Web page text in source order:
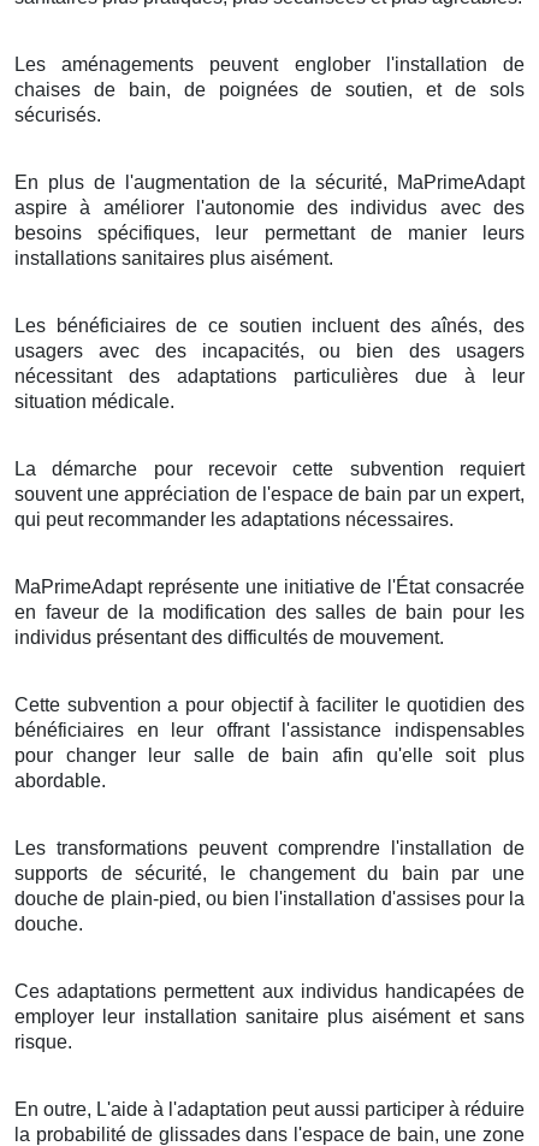
Les aménagements peuvent englober l'installation de
chaises de bain, de poignées de soutien, et de sols
sécurisés.
En plus de l'augmentation de la sécurité, MaPrimeAdapt
aspire à améliorer l'autonomie des individus avec des
besoins spécifiques, leur permettant de manier leurs
installations sanitaires plus aisément.
Les bénéficiaires de ce soutien incluent des aînés, des
usagers avec des incapacités, ou bien des usagers
nécessitant des adaptations particulières due à leur
situation médicale.
La démarche pour recevoir cette subvention requiert
souvent une appréciation de l'espace de bain par un expert,
qui peut recommander les adaptations nécessaires.
MaPrimeAdapt représente une initiative de l'État consacrée
en faveur de la modification des salles de bain pour les
individus présentant des difficultés de mouvement.
Cette subvention a pour objectif à faciliter le quotidien des
bénéficiaires en leur offrant l'assistance indispensables
pour changer leur salle de bain afin qu'elle soit plus
abordable.
Les transformations peuvent comprendre l'installation de
supports de sécurité, le changement du bain par une
douche de plain-pied, ou bien l'installation d'assises pour la
douche.
Ces adaptations permettent aux individus handicapées de
employer leur installation sanitaire plus aisément et sans
risque.
En outre, L'aide à l'adaptation peut aussi participer à réduire
la probabilité de glissades dans l'espace de bain, une zone